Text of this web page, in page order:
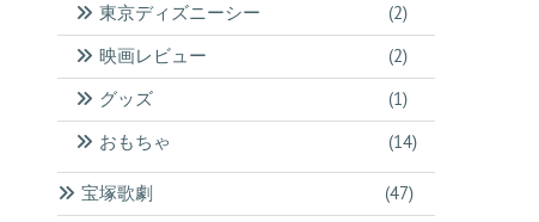
東京ディズニーシー
(2)
映画レビュー
(2)
グッズ
(1)
おもちゃ
(14)
宝塚歌劇
(47)